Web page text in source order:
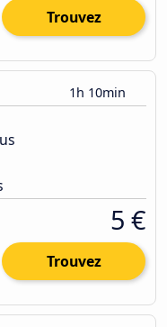
Trouvez
1h 10min
5 €
Trouvez